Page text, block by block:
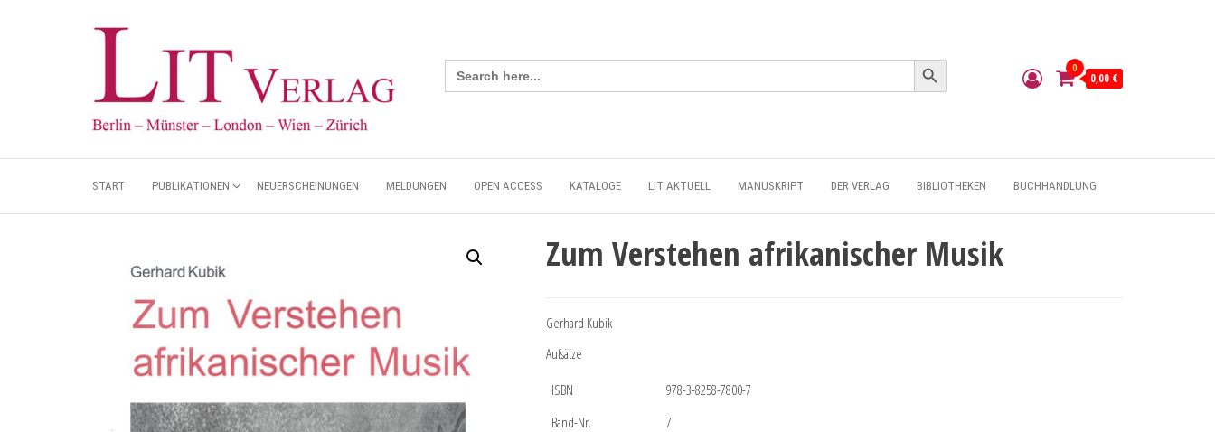
Search
for:
Search Button
0
0,00 €
START PUBLIKATIONEN NEUERSCHEINUNGEN MELDUNGEN OPEN ACCESS KATALOGE LIT AKTUELL MANUSKRIPT DER VERLAG BIBLIOTHEKEN BUCHHANDLUNG
Zum Verstehen afrikanischer Musik
Gerhard Kubik
Aufsätze
ISBN
978-3-8258-7800-7
Band-Nr.
7